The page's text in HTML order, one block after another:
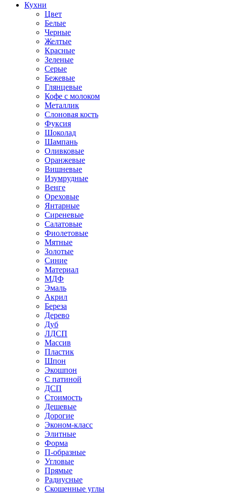
Кухни
Цвет
Белые
Черные
Желтые
Красные
Зеленые
Серые
Бежевые
Глянцевые
Кофе с молоком
Металлик
Слоновая кость
Фуксия
Шоколад
Шампань
Оливковые
Оранжевые
Вишневые
Изумрудные
Венге
Ореховые
Янтарные
Сиреневые
Салатовые
Фиолетовые
Мятные
Золотые
Синие
Материал
МДФ
Эмаль
Акрил
Береза
Дерево
Дуб
ЛДСП
Массив
Пластик
Шпон
Экошпон
С патиной
ДСП
Стоимость
Дешевые
Дорогие
Эконом-класс
Элитные
Форма
П-образные
Угловые
Прямые
Радиусные
Скошенные углы